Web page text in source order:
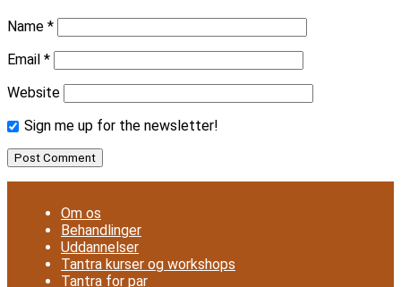
Name *
Email *
Website
Sign me up for the newsletter!
Om os
Behandlinger
Uddannelser
Tantra kurser og workshops
Tantra for par